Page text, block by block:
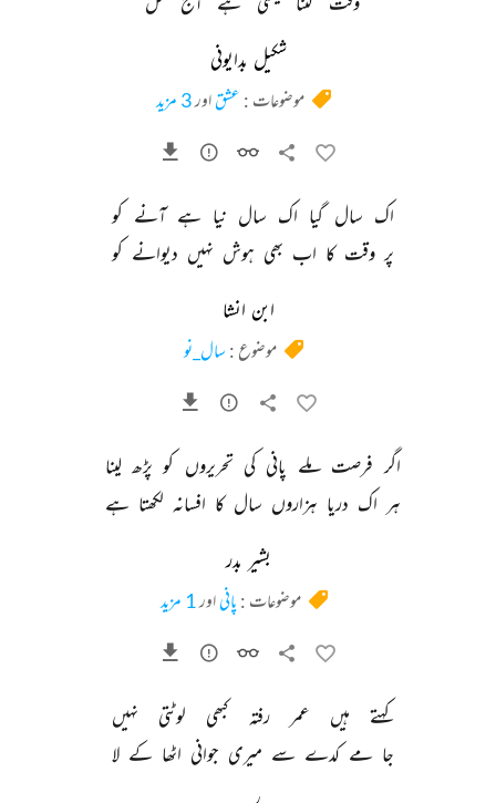
شکیل بدایونی
موضوعات : عشقاور3 مزید
اک سال گیا اک سال نیا ہے آنے کو
پر وقت کا اب بھی ہوش نہیں دیوانے کو
ابن انشا
موضوع : سال_نو
اگر فرصت ملے پانی کی تحریروں کو پڑھ لینا
ہر اک دریا ہزاروں سال کا افسانہ لکھتا ہے
بشیر بدر
موضوعات : پانیاور1 مزید
کہتے ہیں عمر رفتہ کبھی لوٹتی
نہیں
جا مے کدے سے میری جوانی اٹھا کے لا